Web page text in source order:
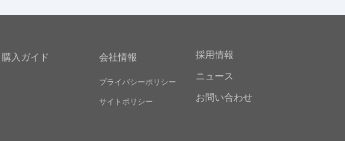
購入ガイド 会社情報
プライバシーポリシー
サイトポリシー
採用情報
ニュース
お問い合わせ